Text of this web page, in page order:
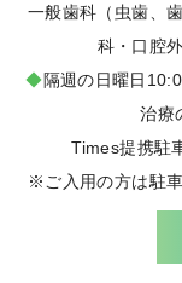
一般歯科（虫歯、
科・口腔
◆隔週の日曜日
治療
Times提携駐
※ご入用の方は駐